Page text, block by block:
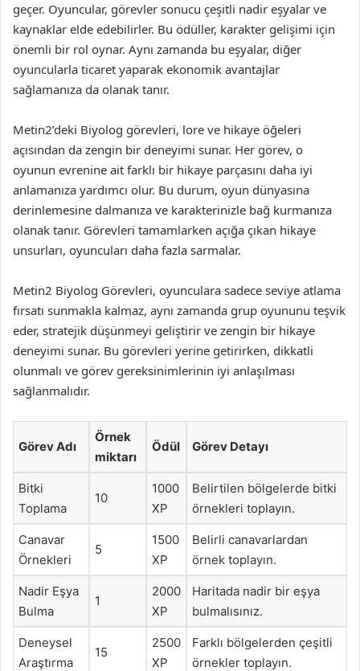
geçer. Oyuncular, görevler sonucu çeşitli nadir eşyalar ve
kaynaklar elde edebilirler. Bu ödüller, karakter gelişimi için
önemli bir rol oynar. Aynı zamanda bu eşyalar, diğer
oyuncularla ticaret yaparak ekonomik avantajlar
sağlamanıza da olanak tanır.
Metin2’deki Biyolog görevleri, lore ve hikaye öğeleri
açısından da zengin bir deneyimi sunar. Her görev, o
oyunun evrenine ait farklı bir hikaye parçasını daha iyi
anlamanıza yardımcı olur. Bu durum, oyun dünyasına
derinlemesine dalmanıza ve karakterinizle bağ kurmanıza
olanak tanır. Görevleri tamamlarken açığa çıkan hikaye
unsurları, oyuncuları daha fazla sarmalar.
Metin2 Biyolog Görevleri, oyunculara sadece seviye atlama
fırsatı sunmakla kalmaz, aynı zamanda grup oyununu teşvik
eder, stratejik düşünmeyi geliştirir ve zengin bir hikaye
deneyimi sunar. Bu görevleri yerine getirirken, dikkatli
olunmalı ve görev gereksinimlerinin iyi anlaşılması
sağlanmalıdır.
Görev Adı
Örnek
miktarı
Ödül Görev Detayı
Bitki
Toplama
10
1000
XP
Belirtilen bölgelerde bitki
örnekleri toplayın.
Canavar
Örnekleri
5
1500
XP
Belirli canavarlardan
örnek toplayın.
Nadir Eşya
Bulma
1
2000
XP
Haritada nadir bir eşya
bulmalısınız.
Deneysel
Araştırma
15
2500
XP
Farklı bölgelerden çeşitli
örnekler toplayın.